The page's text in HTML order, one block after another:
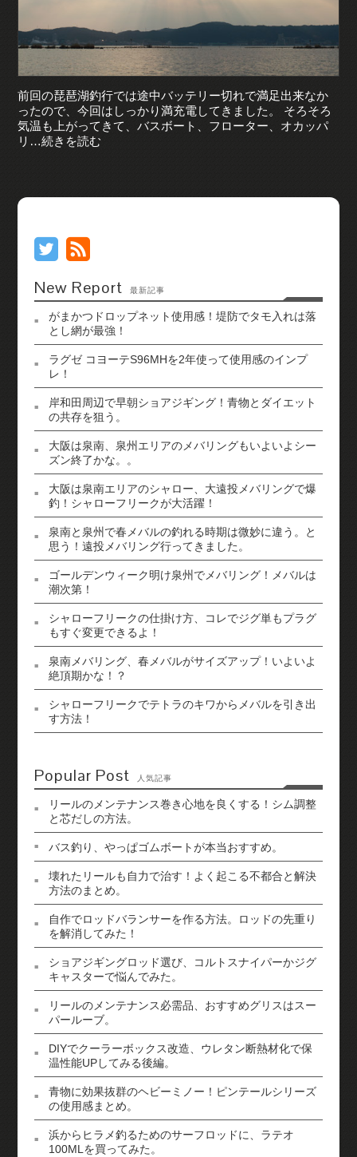
前回の琵琶湖釣行では途中バッテリー切れで満足出来なか
ったので、今回はしっかり満充電してきました。 そろそろ
気温も上がってきて、バスボート、フローター、オカッパ
リ…続きを読む
New Report 最新記事
がまかつドロップネット使用感！堤防でタモ入れは落
とし網が最強！
ラグゼ コヨーテS96MHを2年使って使用感のインプ
レ！
岸和田周辺で早朝ショアジギング！青物とダイエット
の共存を狙う。
大阪は泉南、泉州エリアのメバリングもいよいよシー
ズン終了かな。。
大阪は泉南エリアのシャロー、大遠投メバリングで爆
釣！シャローフリークが大活躍！
泉南と泉州で春メバルの釣れる時期は微妙に違う。と
思う！遠投メバリング行ってきました。
ゴールデンウィーク明け泉州でメバリング！メバルは
潮次第！
シャローフリークの仕掛け方、コレでジグ単もプラグ
もすぐ変更できるよ！
泉南メバリング、春メバルがサイズアップ！いよいよ
絶頂期かな！？
シャローフリークでテトラのキワからメバルを引き出
す方法！
Popular Post 人気記事
リールのメンテナンス巻き心地を良くする！シム調整
と芯だしの方法。
バス釣り、やっぱゴムボートが本当おすすめ。
壊れたリールも自力で治す！よく起こる不都合と解決
方法のまとめ。
自作でロッドバランサーを作る方法。ロッドの先重り
を解消してみた！
ショアジギングロッド選び、コルトスナイパーかジグ
キャスターで悩んでみた。
リールのメンテナンス必需品、おすすめグリスはスー
パールーブ。
DIYでクーラーボックス改造、ウレタン断熱材化で保
温性能UPしてみる後編。
青物に効果抜群のヘビーミノー！ピンテールシリーズ
の使用感まとめ。
浜からヒラメ釣るためのサーフロッドに、ラテオ
100MLを買ってみた。